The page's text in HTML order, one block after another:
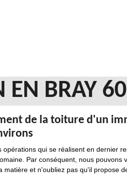
EN BRAY
de la toiture d'un
qui se réalisent en dernier
Par conséquent, nous
matière et n'oubliez pas qu'il propose